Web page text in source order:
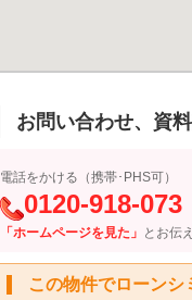
お問い合わせ、資
電話をかける（携帯･PHS可）
0120-918-073
「ホームページを見た」 とお伝
この物件でローンシ